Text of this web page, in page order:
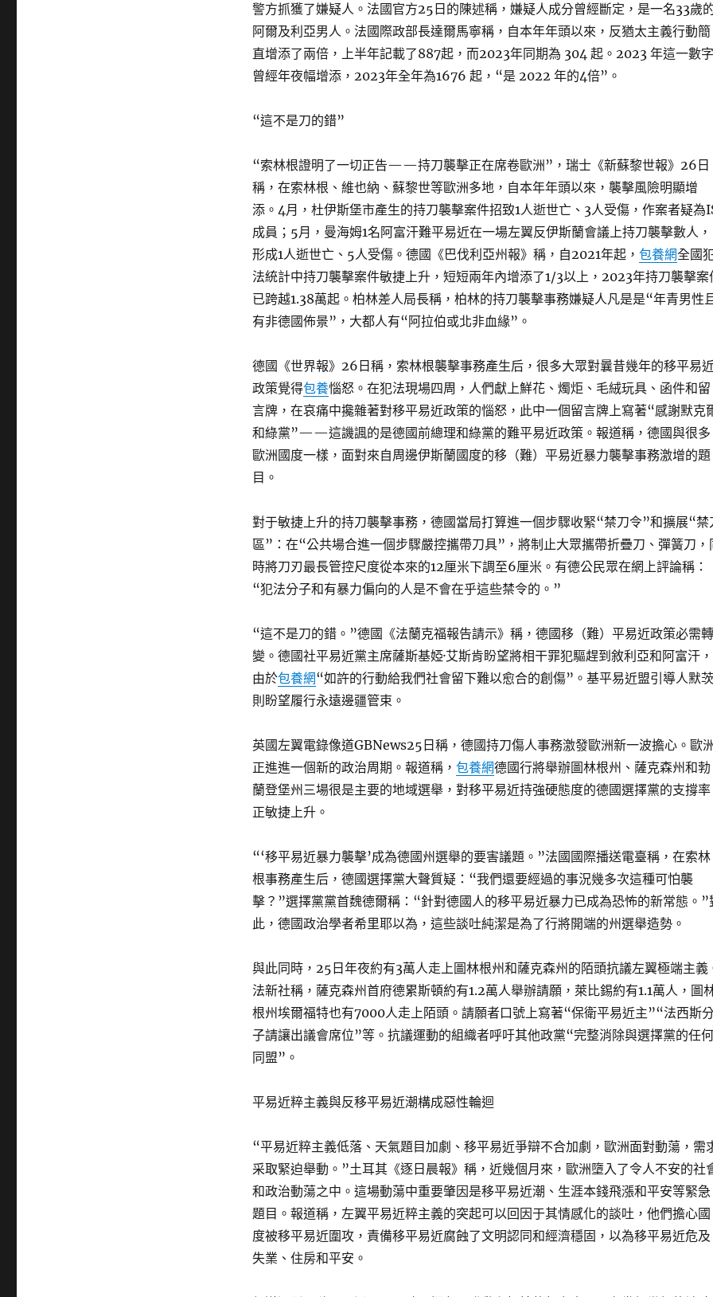
警方抓獲了嫌疑人。法國官方25日的陳述稱，嫌疑人成分曾經斷定，是一名33歲
阿爾及利亞男人。法國際政部長達爾馬寧稱，自本年年頭以來，反猶太主義行動簡
直增添了兩倍，上半年記載了887起，而2023年同期為 304 起。2023 年這一數字
曾經年夜幅增添，2023年全年為1676 起，“是 2022 年的4倍”。
“這不是刀的錯”
“索林根證明了一切正告——持刀襲擊正在席卷歐洲”，瑞士《新蘇黎世報》26日
稱，在索林根、維也納、蘇黎世等歐洲多地，自本年年頭以來，襲擊風險明顯增
添。4月，杜伊斯堡市產生的持刀襲擊案件招致1人逝世亡、3人受傷，作案者疑為
成員；5月，曼海姆1名阿富汗難平易近在一場左翼反伊斯蘭會議上持刀襲擊數人，
形成1人逝世亡、5人受傷。德國《巴伐利亞州報》稱，自2021年起， 包養網全國
法統計中持刀襲擊案件敏捷上升，短短兩年內增添了1/3以上，2023年持刀襲擊案
已跨越1.38萬起。柏林差人局長稱，柏林的持刀襲擊事務嫌疑人凡是是“年青男性
有非德國佈景”，大都人有“阿拉伯或北非血緣”。
德國《世界報》26日稱，索林根襲擊事務產生后，很多大眾對曩昔幾年的移平易
政策覺得包養惱怒。在犯法現場四周，人們獻上鮮花、燭炬、毛絨玩具、函件和留
言牌，在哀痛中攙雜著對移平易近政策的惱怒，此中一個留言牌上寫著“感謝默克
和綠黨”——這譏諷的是德國前總理和綠黨的難平易近政策。報道稱，德國與很多
歐洲國度一樣，面對來自周邊伊斯蘭國度的移（難）平易近暴力襲擊事務激增的題
目。
對于敏捷上升的持刀襲擊事務，德國當局打算進一個步驟收緊“禁刀令”和擴展“禁
區”：在“公共場合進一個步驟嚴控攜帶刀具”，將制止大眾攜帶折疊刀、彈簧刀，
時將刀刃最長管控尺度從本來的12厘米下調至6厘米。有德公民眾在網上評論稱：
“犯法分子和有暴力偏向的人是不會在乎這些禁令的。”
“這不是刀的錯。”德國《法蘭克福報告請示》稱，德國移（難）平易近政策必需轉
變。德國社平易近黨主席薩斯基婭·艾斯肯盼望將相干罪犯驅趕到敘利亞和阿富汗，
由於包養網“如許的行動給我們社會留下難以愈合的創傷”。基平易近盟引導人默茨
則盼望履行永遠邊疆管束。
英國左翼電錄像道GBNews25日稱，德國持刀傷人事務激發歐洲新一波擔心。歐
正進進一個新的政治周期。報道稱， 包養網德國行將舉辦圖林根州、薩克森州和勃
蘭登堡州三場很是主要的地域選舉，對移平易近持強硬態度的德國選擇黨的支撐率
正敏捷上升。
“‘移平易近暴力襲擊’成為德國州選舉的要害議題。”法國國際播送電臺稱，在索林
根事務產生后，德國選擇黨大聲質疑：“我們還要經過的事況幾多次這種可怕襲
擊？”選擇黨黨首魏德爾稱：“針對德國人的移平易近暴力已成為恐怖的新常態。”
此，德國政治學者希里耶以為，這些談吐純潔是為了行將開端的州選舉造勢。
與此同時，25日年夜約有3萬人走上圖林根州和薩克森州的陌頭抗議左翼極端主義
法新社稱，薩克森州首府德累斯頓約有1.2萬人舉辦請願，萊比錫約有1.1萬人，圖
根州埃爾福特也有7000人走上陌頭。請願者口號上寫著“保衛平易近主”“法西斯
子請讓出議會席位”等。抗議運動的組織者呼吁其他政黨“完整消除與選擇黨的任何
同盟”。
平易近粹主義與反移平易近潮構成惡性輪迴
“平易近粹主義低落、天氣題目加劇、移平易近爭辯不合加劇，歐洲面對動蕩，需
采取緊迫舉動。”土耳其《逐日晨報》稱，近幾個月來，歐洲墮入了令人不安的社
和政治動蕩之中。這場動蕩中重要肇因是移平易近潮、生涯本錢飛漲和平安等緊急
題目。報道稱，左翼平易近粹主義的突起可以回因于其情感化的談吐，他們擔心國
度被移平易近圍攻，責備移平易近腐蝕了文明認同和經濟穩固，以為移平易近危及
失業、住房和平安。